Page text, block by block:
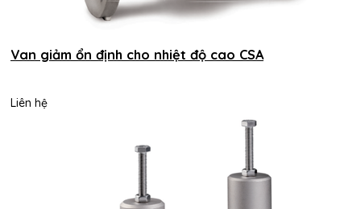
Van giảm ổn định cho nhiệt độ cao CSA
Liên hệ